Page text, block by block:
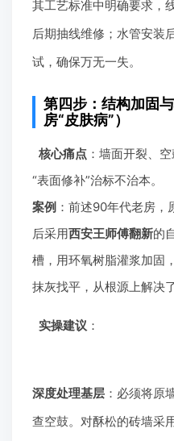
其工艺标准中明确要求，
后期抽线维修；水管安装
试，确保万无一失。
第四步：结构加固
房“皮肤病”）
核心痛点：墙面开裂、
“表面修补”治标不治本。
案例 ：前述90年代老房
后采用西安王师傅翻新的
槽，用环氧树脂灌浆加固
抹灰找平，从根源上解决
实操建议 ：
深度处理基层 ：必须将原
查空鼓。对酥松的砖墙采